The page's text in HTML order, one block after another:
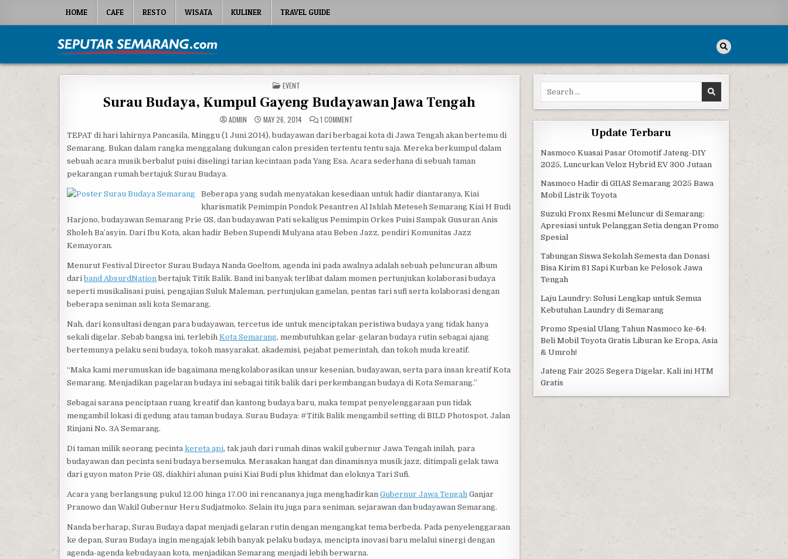
HOME CAFE RESTO WISATA KULINER TRAVEL GUIDE
Seputar Semarang
POSTED IN
EVENT
Surau Budaya, Kumpul Gayeng Budayawan Jawa Tengah
ADMIN MAY 26, 2014 1 COMMENT ON SURAU BUDAYA, KUMPUL GAYENG BUDAYAWAN JAWA TENGAH
TEPAT di hari lahirnya Pancasila, Minggu (1 Juni 2014), budayawan dari berbagai kota di Jawa Tengah akan bertemu di
Semarang. Bukan dalam rangka menggalang dukungan calon presiden tertentu tentu saja. Mereka berkumpul dalam
sebuah acara musik berbalut puisi diselingi tarian kecintaan pada Yang Esa. Acara sederhana di sebuah taman
pekarangan rumah bertajuk Surau Budaya.
Beberapa yang sudah menyatakan kesediaan untuk hadir diantaranya, Kiai
kharismatik Pemimpin Pondok Pesantren Al Ishlah Meteseh Semarang Kiai H Budi
Harjono, budayawan Semarang Prie GS, dan budayawan Pati sekaligus Pemimpin Orkes Puisi Sampak Gusuran Anis
Sholeh Ba’asyin. Dari Ibu Kota, akan hadir Beben Supendi Mulyana atau Beben Jazz, pendiri Komunitas Jazz
Kemayoran.
Menurut Festival Director Surau Budaya Nanda Goeltom, agenda ini pada awalnya adalah sebuah peluncuran album
dariband AbsurdNationbertajuk Titik Balik. Band ini banyak terlibat dalam momen pertunjukan kolaborasi budaya
seperti musikalisasi puisi, pengajian Suluk Maleman, pertunjukan gamelan, pentas tari sufi serta kolaborasi dengan
beberapa seniman asli kota Semarang.
Nah, dari konsultasi dengan para budayawan, tercetus ide untuk menciptakan peristiwa budaya yang tidak hanya
sekali digelar. Sebab bangsa ini, terlebih Kota Semarang, membutuhkan gelar-gelaran budaya rutin sebagai ajang
bertemunya pelaku seni budaya, tokoh masyarakat, akademisi, pejabat pemerintah, dan tokoh muda kreatif.
“Maka kami merumuskan ide bagaimana mengkolaborasikan unsur kesenian, budayawan, serta para insan kreatif Kota
Semarang. Menjadikan pagelaran budaya ini sebagai titik balik dari perkembangan budaya di Kota Semarang.”
Sebagai sarana penciptaan ruang kreatif dan kantong budaya baru, maka tempat penyelenggaraan pun tidak
mengambil lokasi di gedung atau taman budaya. Surau Budaya: #Titik Balik mengambil setting di BILD Photospot, Jalan
Rinjani No. 3A Semarang.
Di taman milik seorang pecinta kereta api, tak jauh dari rumah dinas wakil gubernur Jawa Tengah inilah, para
budayawan dan pecinta seni budaya bersemuka. Merasakan hangat dan dinamisnya musik jazz, ditimpali gelak tawa
dari guyon maton Prie GS, diakhiri alunan puisi Kiai Budi plus khidmat dan eloknya Tari Sufi.
Acara yang berlangsung pukul 12.00 hinga 17.00 ini rencananya juga menghadirkan Gubernur Jawa Tengah Ganjar
Pranowo dan Wakil Gubernur Heru Sudjatmoko. Selain itu juga para seniman, sejarawan dan budayawan Semarang.
Nanda berharap, Surau Budaya dapat menjadi gelaran rutin dengan mengangkat tema berbeda. Pada penyelenggaraan
ke depan, Surau Budaya ingin mengajak lebih banyak pelaku budaya, mencipta inovasi baru melalui sinergi dengan
agenda-agenda kebudayaan kota, menjadikan Semarang menjadi lebih berwarna.
Search for:
Update Terbaru
Nasmoco Kuasai Pasar Otomotif Jateng-DIY
2025, Luncurkan Veloz Hybrid EV 300 Jutaan
Nasmoco Hadir di GIIAS Semarang 2025 Bawa
Mobil Listrik Toyota
Suzuki Fronx Resmi Meluncur di Semarang:
Apresiasi untuk Pelanggan Setia dengan Promo
Spesial
Tabungan Siswa Sekolah Semesta dan Donasi
Bisa Kirim 81 Sapi Kurban ke Pelosok Jawa
Tengah
Laju Laundry: Solusi Lengkap untuk Semua
Kebutuhan Laundry di Semarang
Promo Spesial Ulang Tahun Nasmoco ke-64:
Beli Mobil Toyota Gratis Liburan ke Eropa, Asia
& Umroh!
Jateng Fair 2025 Segera Digelar, Kali ini HTM
Gratis